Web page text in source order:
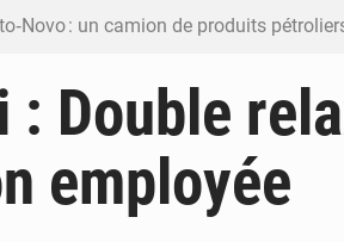
: un camion de produits
: Djogbénou inspecte le chantier du
et Canada scellent un partenariat
Double
employée